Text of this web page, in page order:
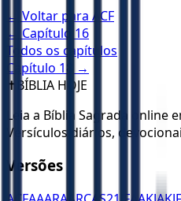
← Voltar para ACF
← Capítulo 16
Todos os capítulos
Capítulo 18
→
✝️ BÍBLIA HOJE
Leia a Bíblia Sagrada online
Versículos diários,
Versões